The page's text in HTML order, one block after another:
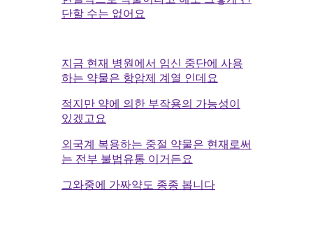
단할 수는 없어요
지금 현재 병원에서 임신 중단에 사용
하는 약물은 항암제 계열 인데요
적지만 약에 의한 부작용의 가능성이
있겠고요
외국계 복용하는 중절 약물은 현재로써
는 전부 불법유통 이거든요
그와중에 가짜약도 종종 봅니다